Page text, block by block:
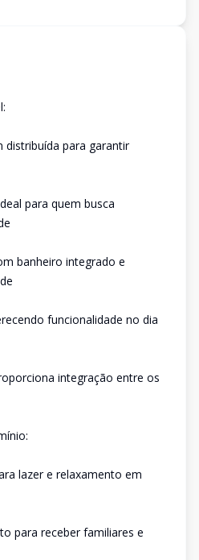
distribuída para garantir
para quem busca
banheiro integrado e
funcionalidade no dia
integração entre os
lazer e relaxamento em
para receber familiares e